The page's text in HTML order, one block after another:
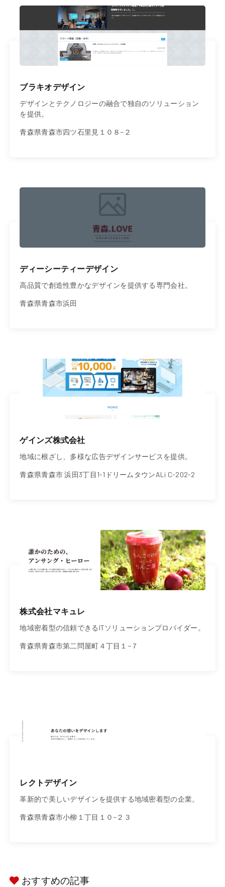
ブラキオデザイン
デザインとテクノロジーの融合で独自のソリューション
を提供。
青森県青森市四ツ石里見１０８−２
ディーシーティーデザイン
高品質で創造性豊かなデザインを提供する専門会社。
青森県青森市浜田
ゲインズ株式会社
地域に根ざし、多様な広告デザインサービスを提供。
青森県青森市 浜田3丁目1-1ドリームタウンALi C-202-2
株式会社マキュレ
地域密着型の信頼できるITソリューションプロバイダー。
青森県青森市第二問屋町４丁目１−７
レクトデザイン
革新的で美しいデザインを提供する地域密着型の企業。
青森県青森市小柳１丁目１０−２３
おすすめの記事